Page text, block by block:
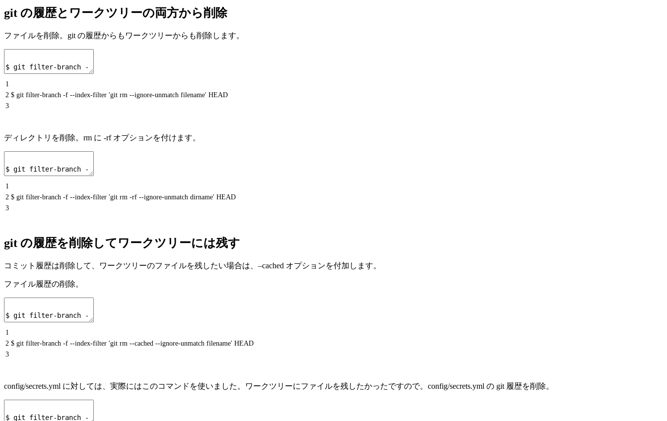
git の履歴とワークツリーの両方から削除
ファイルを削除。git の履歴からもワークツリーからも削除します。
1
2
3
$ git filter-branch -f --index-filter 'git rm --ignore-unmatch filename' HEAD
ディレクトリを削除。rm に -rf オプションを付けます。
1
2
3
$ git filter-branch -f --index-filter 'git rm -rf --ignore-unmatch dirname' HEAD
git の履歴を削除してワークツリーには残す
コミット履歴は削除して、ワークツリーのファイルを残したい場合は、–cached オプションを付加します。
ファイル履歴の削除。
1
2
3
$ git filter-branch -f --index-filter 'git rm --cached --ignore-unmatch filename' HEAD
config/secrets.yml に対しては、実際にはこのコマンドを使いました。ワークツリーにファイルを残したかったですので。config/secrets.yml の git 履歴を削除。